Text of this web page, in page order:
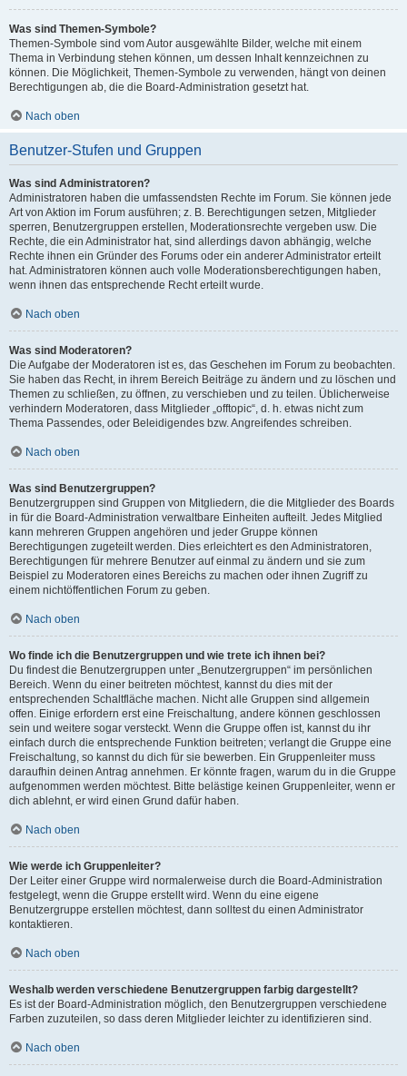
Was sind Themen-Symbole?
Themen-Symbole sind vom Autor ausgewählte Bilder, welche mit einem
Thema in Verbindung stehen können, um dessen Inhalt kennzeichnen zu
können. Die Möglichkeit, Themen-Symbole zu verwenden, hängt von deinen
Berechtigungen ab, die die Board-Administration gesetzt hat.
Nach oben
Benutzer-Stufen und Gruppen
Was sind Administratoren?
Administratoren haben die umfassendsten Rechte im Forum. Sie können jede
Art von Aktion im Forum ausführen; z. B. Berechtigungen setzen, Mitglieder
sperren, Benutzergruppen erstellen, Moderationsrechte vergeben usw. Die
Rechte, die ein Administrator hat, sind allerdings davon abhängig, welche
Rechte ihnen ein Gründer des Forums oder ein anderer Administrator erteilt
hat. Administratoren können auch volle Moderationsberechtigungen haben,
wenn ihnen das entsprechende Recht erteilt wurde.
Nach oben
Was sind Moderatoren?
Die Aufgabe der Moderatoren ist es, das Geschehen im Forum zu beobachten.
Sie haben das Recht, in ihrem Bereich Beiträge zu ändern und zu löschen und
Themen zu schließen, zu öffnen, zu verschieben und zu teilen. Üblicherweise
verhindern Moderatoren, dass Mitglieder „offtopic“, d. h. etwas nicht zum
Thema Passendes, oder Beleidigendes bzw. Angreifendes schreiben.
Nach oben
Was sind Benutzergruppen?
Benutzergruppen sind Gruppen von Mitgliedern, die die Mitglieder des Boards
in für die Board-Administration verwaltbare Einheiten aufteilt. Jedes Mitglied
kann mehreren Gruppen angehören und jeder Gruppe können
Berechtigungen zugeteilt werden. Dies erleichtert es den Administratoren,
Berechtigungen für mehrere Benutzer auf einmal zu ändern und sie zum
Beispiel zu Moderatoren eines Bereichs zu machen oder ihnen Zugriff zu
einem nichtöffentlichen Forum zu geben.
Nach oben
Wo finde ich die Benutzergruppen und wie trete ich ihnen bei?
Du findest die Benutzergruppen unter „Benutzergruppen“ im persönlichen
Bereich. Wenn du einer beitreten möchtest, kannst du dies mit der
entsprechenden Schaltfläche machen. Nicht alle Gruppen sind allgemein
offen. Einige erfordern erst eine Freischaltung, andere können geschlossen
sein und weitere sogar versteckt. Wenn die Gruppe offen ist, kannst du ihr
einfach durch die entsprechende Funktion beitreten; verlangt die Gruppe eine
Freischaltung, so kannst du dich für sie bewerben. Ein Gruppenleiter muss
daraufhin deinen Antrag annehmen. Er könnte fragen, warum du in die Gruppe
aufgenommen werden möchtest. Bitte belästige keinen Gruppenleiter, wenn er
dich ablehnt, er wird einen Grund dafür haben.
Nach oben
Wie werde ich Gruppenleiter?
Der Leiter einer Gruppe wird normalerweise durch die Board-Administration
festgelegt, wenn die Gruppe erstellt wird. Wenn du eine eigene
Benutzergruppe erstellen möchtest, dann solltest du einen Administrator
kontaktieren.
Nach oben
Weshalb werden verschiedene Benutzergruppen farbig dargestellt?
Es ist der Board-Administration möglich, den Benutzergruppen verschiedene
Farben zuzuteilen, so dass deren Mitglieder leichter zu identifizieren sind.
Nach oben